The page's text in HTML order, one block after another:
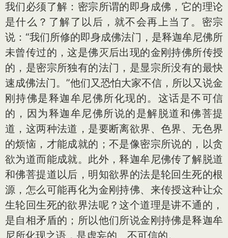
我们必须了解：密宗所谓的即身成佛，它的理论
是什么？了解了以后，就不会再上当了。密宗
说：“我们所修的即身成佛法门，是释迦牟尼佛所
未曾传过的，这是佛灭后出现的金刚持佛所传授
的，是密宗所独有的法门，是显宗所没有的最快
速成佛法门。”他们又恐怕大家不信，所以又说金
刚持佛是释迦牟尼佛所化现的。这话是不可信
的，因为释迦牟尼佛所说的是解脱道和佛菩提
道，这两种法道，是要断离欲界、色界、无色界
的烦恼，才能成就的；不是像密宗所说的，以贪
欲为道而能成就。此外，释迦牟尼佛传了解脱道
和佛菩提道以后，明知欲界的法是轮回生死的根
源，怎么可能再化为金刚持佛、来传授这种让众
生轮回生死的欲界法呢？这个道理是讲不通的，
是自相矛盾的；所以他们所说金刚持佛是释迦牟
尼所化现之语，是虚妄的、不可信的。